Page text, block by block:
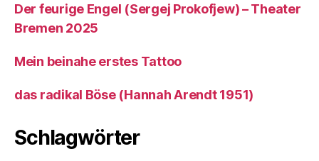
Der feurige Engel (Sergej Prokofjew) – Theater
Bremen 2025
Mein beinahe erstes Tattoo
das radikal Böse (Hannah Arendt 1951)
Schlagwörter